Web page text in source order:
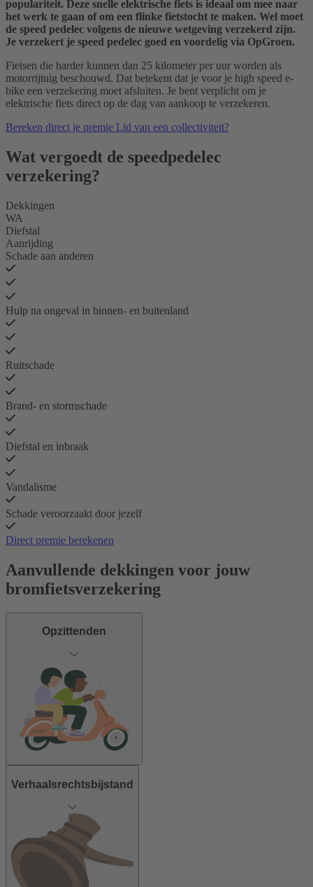
populariteit. Deze snelle elektrische fiets is ideaal om mee naar
het werk te gaan of om een flinke fietstocht te maken. Wel moet
de speed pedelec volgens de nieuwe wetgeving verzekerd zijn.
Je verzekert je speed pedelec goed en voordelig via OpGroen.
Fietsen die harder kunnen dan 25 kilometer per uur worden als
motorrijtuig beschouwd. Dat betekent dat je voor je high speed e-
bike een verzekering moet afsluiten. Je bent verplicht om je
elektrische fiets direct op de dag van aankoop te verzekeren.
Bereken direct je premie Lid van een collectiviteit?
Wat vergoedt de speedpedelec
verzekering?
Dekkingen
WA
Diefstal
Aanrijding
Schade aan anderen
Hulp na ongeval in binnen- en buitenland
Ruitschade
Brand- en stormschade
Diefstal en inbraak
Vandalisme
Schade veroorzaakt door jezelf
Direct premie berekenen
Aanvullende dekkingen voor jouw
bromfiets­verzekering
Opzittenden
Verhaalsrechtsbijstand